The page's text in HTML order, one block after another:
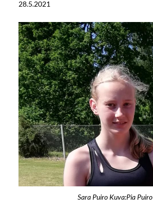
28.5.2021
Sara Puiro Kuva:Pia Puiro